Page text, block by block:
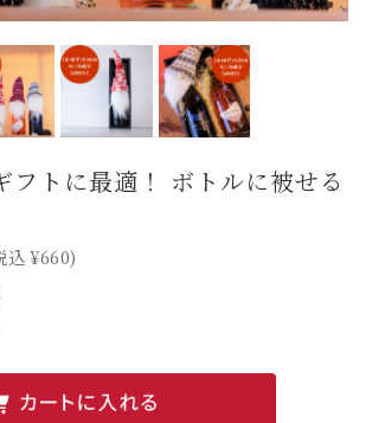
フトに最適！ ボトルに被せる
込 ¥660)